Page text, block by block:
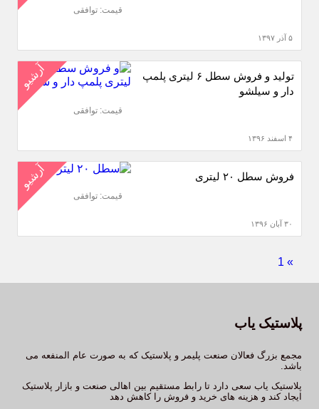
۵ آذر ۱۳۹۷
قیمت: توافقی
آرشیو
تولید و فروش سطل ۶ لیتری پلمپ
دار و سیلشو
۴ اسفند ۱۳۹۶
قیمت: توافقی
آرشیو فروش سطل ۲۰ لیتری
۳۰ آبان ۱۳۹۶
قیمت: توافقی
»
1
پلاستیک یاب
مجمع بزرگ فعالان صنعت پلیمر و پلاستیک که به صورت عام المنفعه می
باشد.
پلاستیک یاب سعی دارد تا رابط مستقیم بین اهالی صنعت و بازار پلاستیک
ایجاد کند و هزینه های خرید و فروش را کاهش دهد